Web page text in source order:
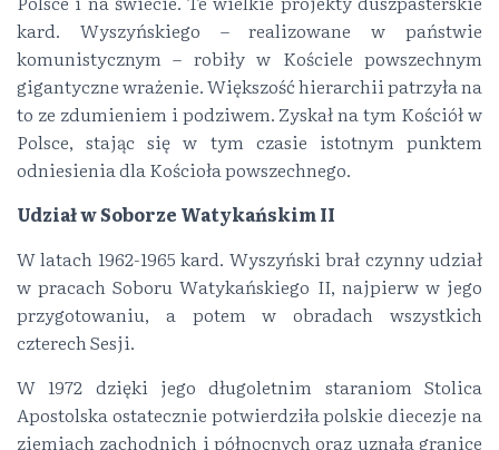
kard. Wyszyńskiego – realizowane w państwie
komunistycznym – robiły w Kościele powszechnym
gigantyczne wrażenie. Większość hierarchii patrzyła na
to ze zdumieniem i podziwem. Zyskał na tym Kościół w
Polsce, stając się w tym czasie istotnym punktem
odniesienia dla Kościoła powszechnego.
Udział w Soborze Watykańskim II
W latach 1962-1965 kard. Wyszyński brał czynny udział
w pracach Soboru Watykańskiego II, najpierw w jego
przygotowaniu, a potem w obradach wszystkich
czterech Sesji.
W 1972 dzięki jego długoletnim staraniom Stolica
Apostolska ostatecznie potwierdziła polskie diecezje na
ziemiach zachodnich i północnych oraz uznała granice